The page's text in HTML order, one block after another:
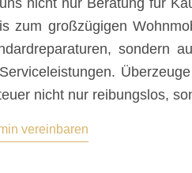
zum großzügigen
sondern
nicht nur reibungslos,
vereinbaren